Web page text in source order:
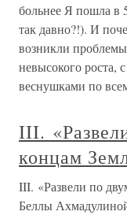
больнее Я пошла в
так давно?!). И
возникли
невысокого роста,
веснушками по
III.
концам
III. «Развели по
Беллы